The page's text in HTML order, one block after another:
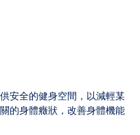
安全的健身空間，以減輕某
的身體癥狀，改善身體機能